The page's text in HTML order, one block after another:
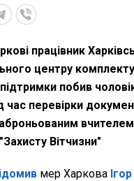
працівник
центру
підтримки побив
час перевірки
вчителем
Вітчизни"
мер Харкова